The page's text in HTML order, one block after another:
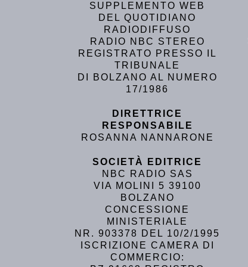
SUPPLEMENTO WEB
DEL QUOTIDIANO
RADIODIFFUSO
RADIO NBC STEREO
REGISTRATO PRESSO IL
TRIBUNALE
DI BOLZANO AL NUMERO
17/1986
DIRETTRICE
RESPONSABILE
ROSANNA NANNARONE
SOCIETÀ EDITRICE
NBC RADIO SAS
VIA MOLINI 5 39100
BOLZANO
CONCESSIONE
MINISTERIALE
NR. 903378 DEL 10/2/1995
ISCRIZIONE CAMERA DI
COMMERCIO: